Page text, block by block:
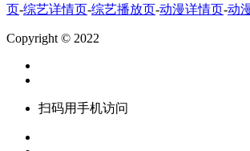
页-综艺详情页-综艺播放页-动漫详情页-动
Copyright © 2022
扫码用手机访问